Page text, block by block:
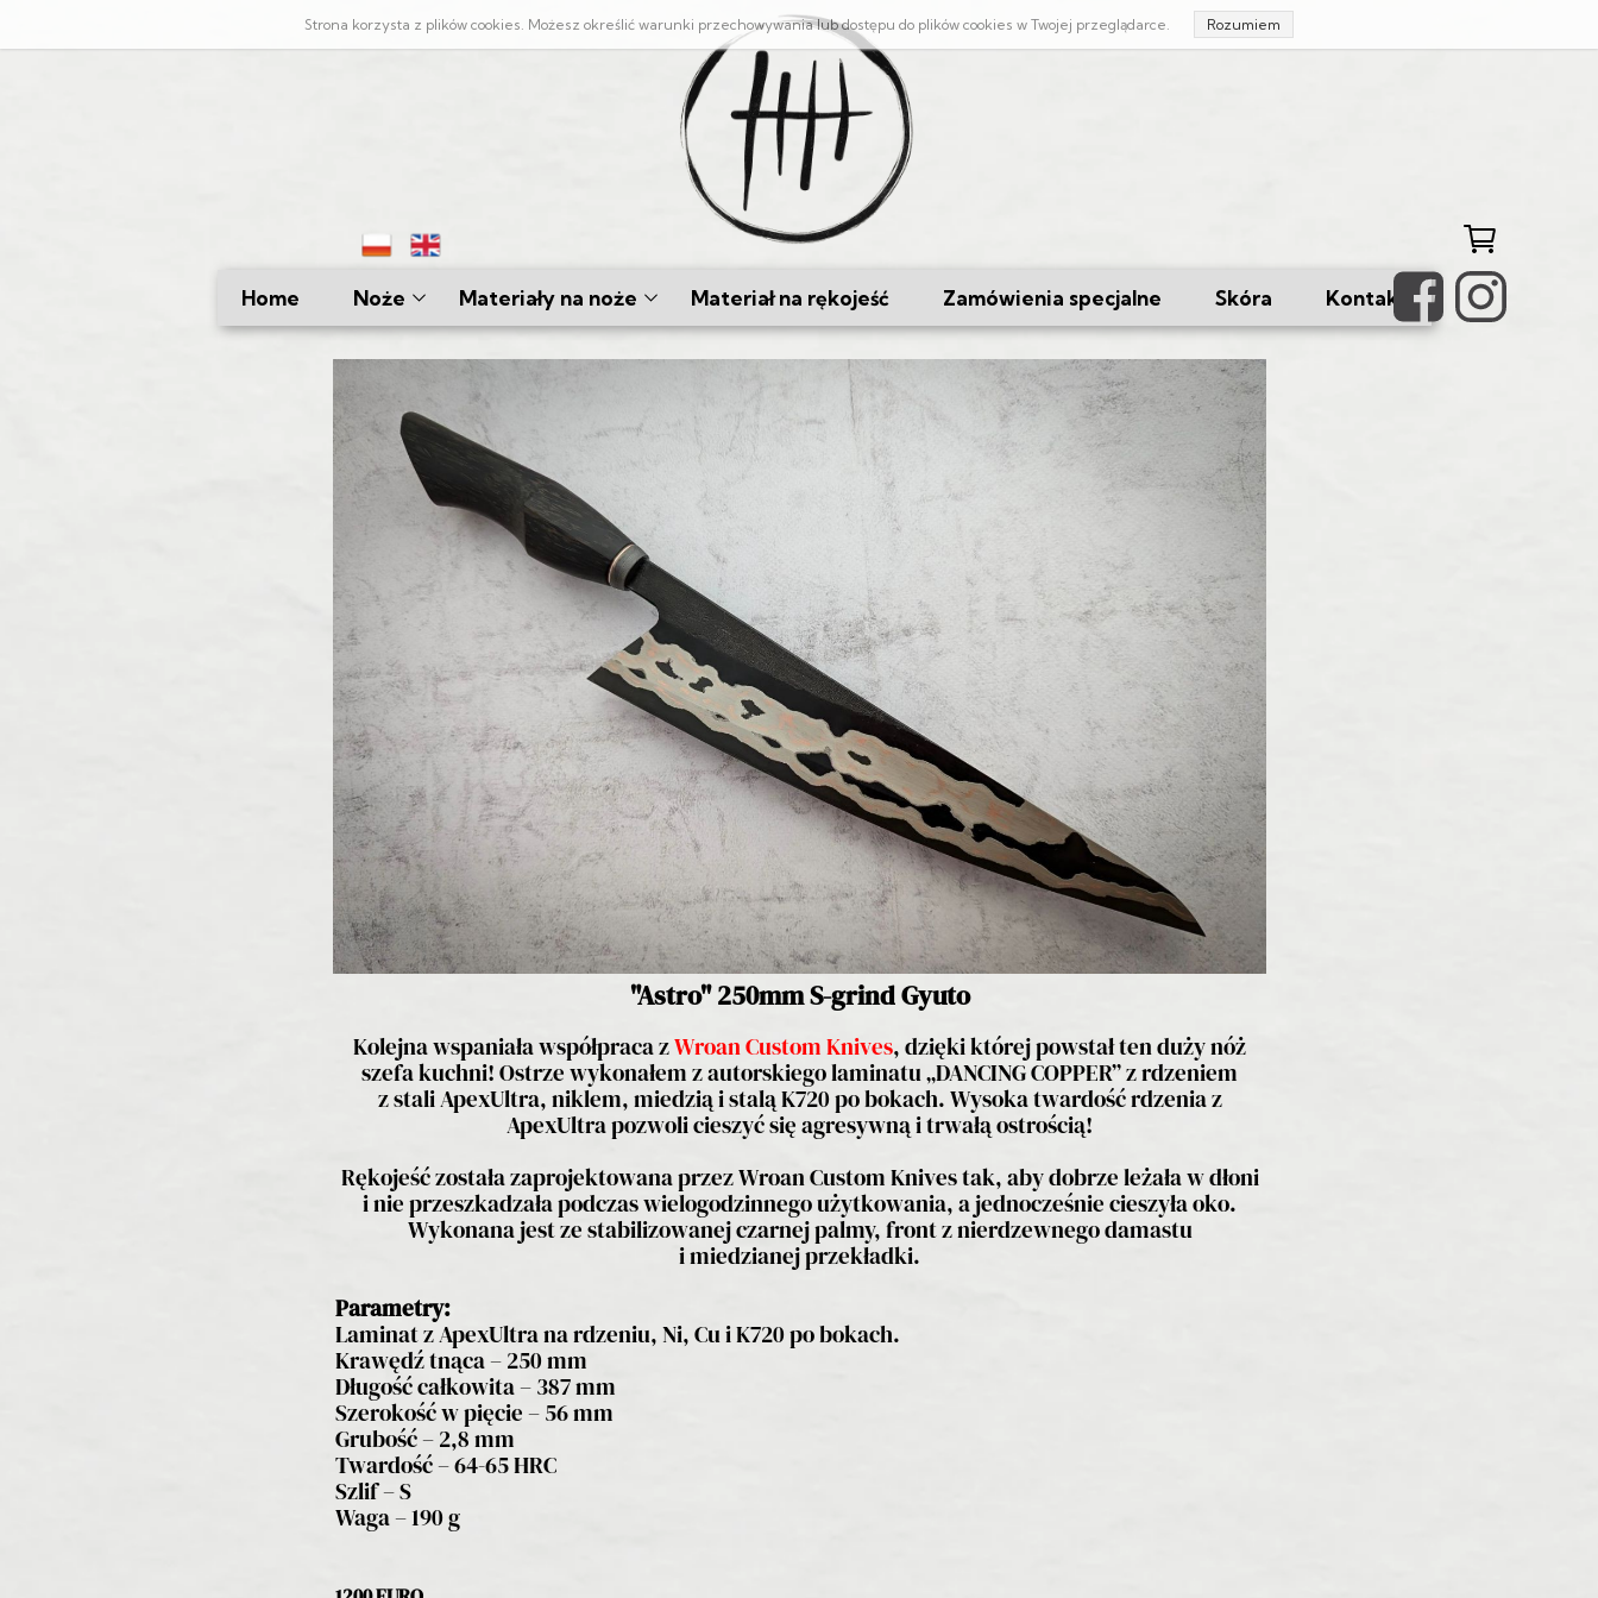
"Astro" 250mm S-grind Gyuto
Kolejna wspaniała współpraca zWroan Custom Knives, dzięki której powstał ten duży nóż
szefa kuchni! Ostrze wykonałem z autorskiego laminatu „DANCING COPPER” z rdzeniem
z stali ApexUltra, niklem, miedzią i stalą K720 po bokach. Wysoka twardość rdzenia z
ApexUltra pozwoli cieszyć się agresywną i trwałą ostrością!
Rękojeść została zaprojektowana przez Wroan Custom Knives tak, aby dobrze leżała w dłoni
i nie przeszkadzała podczas wielogodzinnego użytkowania, a jednocześnie cieszyła oko.
Wykonana jest ze stabilizowanej czarnej palmy, front z nierdzewnego damastu
i miedzianej przekładki.
Parametry:
Laminat z ApexUltra na rdzeniu, Ni, Cu i K720 po bokach.
Krawędź tnąca – 250 mm
Długość całkowita – 387 mm
Szerokość w pięcie – 56 mm
Grubość – 2,8 mm
Twardość – 64-65 HRC
Szlif – S
Waga – 190 g
Home Noże
Kuchenne
Myśliwskie
Bushcraftowe
Materiały na noże
Damast Skuwany
Laminaty
Materiał na rękojeść Zamówienia specjalne Skóra Kontakt
Strona korzysta z plików cookies. Możesz określić warunki przechowywania lub dostępu do plików cookies w Twojej przeglądarce. Rozumiem